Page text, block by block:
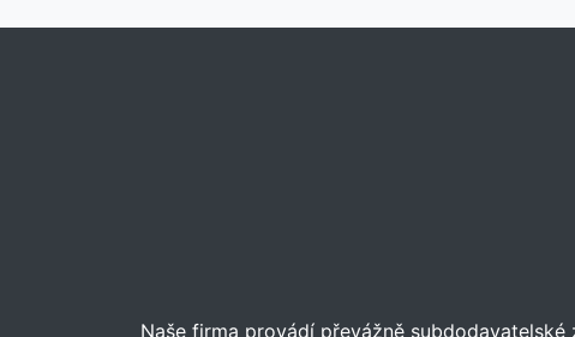
Naše firma provádí převážně subdodavatelské